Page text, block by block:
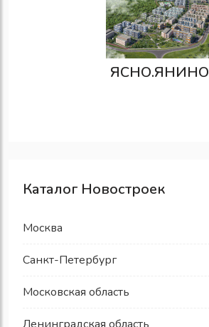
ЯСНО.ЯНИНО
Каталог Новостроек
Москва
Санкт-Петербург
Московская область